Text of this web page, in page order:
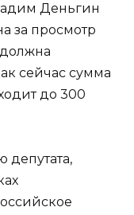
Деньгин
за просмотр
сейчас сумма
до 300
депутата,